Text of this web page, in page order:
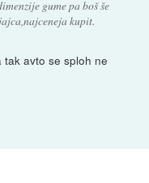
gume pa boš še
kupit.
tak avto se sploh ne